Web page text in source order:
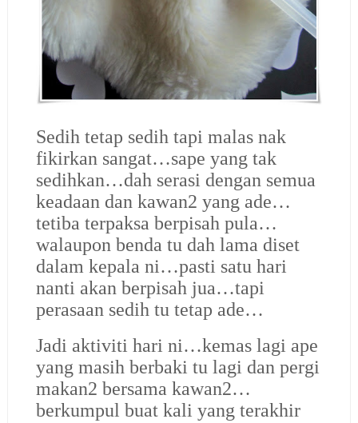
Sedih tetap sedih tapi malas nak
fikirkan sangat…sape yang tak
sedihkan…dah serasi dengan semua
keadaan dan kawan2 yang ade…
tetiba terpaksa berpisah pula…
walaupon benda tu dah lama diset
dalam kepala ni…pasti satu hari
nanti akan berpisah jua…tapi
perasaan sedih tu tetap ade…
Jadi aktiviti hari ni…kemas lagi ape
yang masih berbaki tu lagi dan pergi
makan2 bersama kawan2…
berkumpul buat kali yang terakhir